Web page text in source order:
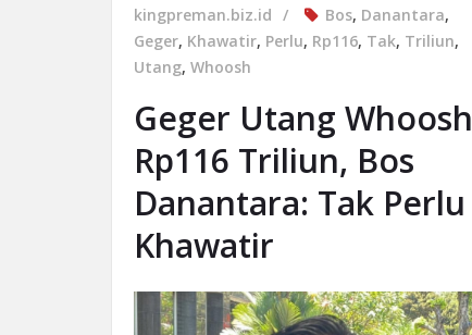
kingpreman.biz.id
Bos, Danantara,
Geger, Khawatir, Perlu, Rp116, Tak, Triliun,
Utang, Whoosh
Geger Utang Whoosh
Rp116 Triliun, Bos
Danantara: Tak Perlu
Khawatir